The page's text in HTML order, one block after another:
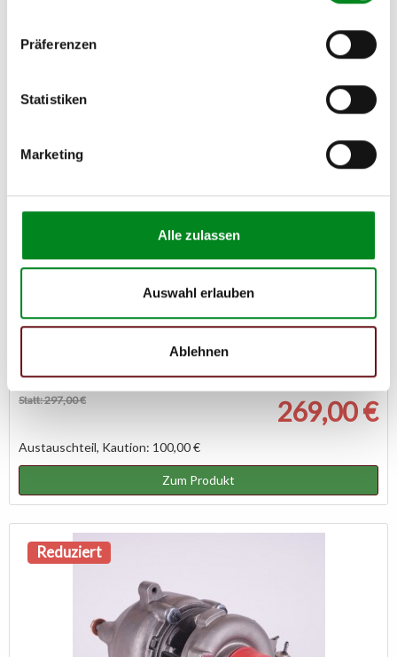
Präferenzen
Statistiken
Marketing
Alle zulassen
Auswahl erlauben
Ablehnen
Turbolader BMW E81 E87 120d E91 E91 320d 520d
Statt: 297,00 €
269,00 €
Austauschteil, Kaution: 100,00 €
Zum Produkt
Reduziert